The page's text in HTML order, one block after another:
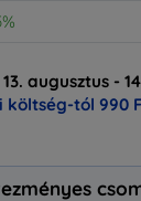
augusztus -
költség-tól 990